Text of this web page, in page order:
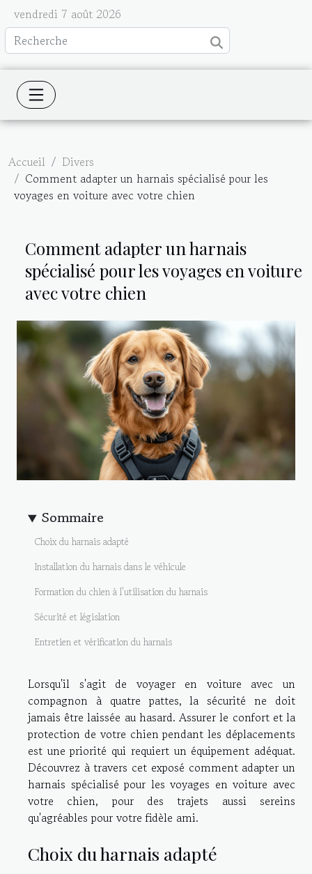
vendredi 7 août 2026
Accueil
Divers
Comment adapter un harnais spécialisé pour les
voyages en voiture avec votre chien
Comment adapter un harnais
spécialisé pour les voyages en voiture
avec votre chien
Sommaire
Choix du harnais adapté
Installation du harnais dans le véhicule
Formation du chien à l'utilisation du harnais
Sécurité et législation
Entretien et vérification du harnais
Lorsqu'il s'agit de voyager en voiture avec un
compagnon à quatre pattes, la sécurité ne doit
jamais être laissée au hasard. Assurer le confort et la
protection de votre chien pendant les déplacements
est une priorité qui requiert un équipement adéquat.
Découvrez à travers cet exposé comment adapter un
harnais spécialisé pour les voyages en voiture avec
votre chien, pour des trajets aussi sereins
qu'agréables pour votre fidèle ami.
Choix du harnais adapté